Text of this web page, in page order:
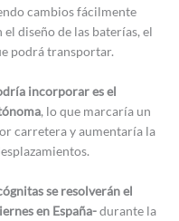
cambios fácilmente
diseño de las baterías, el
podrá transportar.
incorporar es el
, lo que marcaría un
carretera y aumentaría la
se resolverán el
en España-durante la